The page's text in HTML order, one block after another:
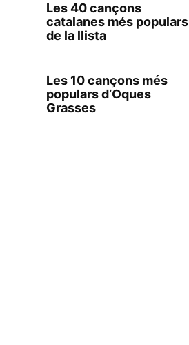
Les 40 cançons
catalanes més populars
de la llista
Les 10 cançons més
populars d’Oques
Grasses